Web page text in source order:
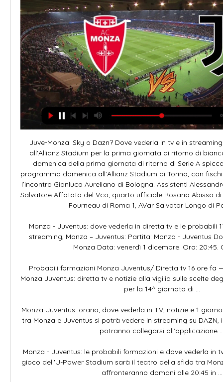
Juve-Monza: Sky o Dazn? Dove vederla in tv e in
all'Allianz Stadium per la prima giornata di ritorno di
domenica della prima giornata di ritorno di Serie A
programma domenica all’Allianz Stadium di Torino, con
l’incontro Gianluca Aureliano di Bologna. Assistenti
Salvatore Affatato del Vco, quarto ufficiale Rosario Abisso
Fourneau di Roma 1, AVar Salvator Longo di
Monza - Juventus: dove vederla in diretta tv e le probabili
streaming, Monza – Juventus: Partita: Monza - Juventus
Monza Data: venerdì 1 dicembre. Ora: 20:45.
Probabili formazioni Monza Juventus/ Diretta tv 16 ore fa
Monza Juventus: diretta tv e notizie alla vigilia sulle scelte
per la 14^ giornata di ...
Monza-Juventus: orario, dove vederla in TV, notizie e 1
tra Monza e Juventus si potrà vedere in streaming su
potranno collegarsi all'applicazione
Monza - Juventus: le probabili formazioni e dove vederla in
gioco dell'U-Power Stadium sarà il teatro della sfida tra
affronteranno domani alle 20:45 in ...